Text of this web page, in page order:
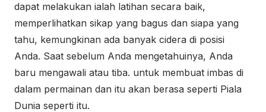
dapat melakukan ialah latihan secara baik,
memperlihatkan sikap yang bagus dan siapa yang
tahu, kemungkinan ada banyak cidera di posisi
Anda. Saat sebelum Anda mengetahuinya, Anda
baru mengawali atau tiba. untuk membuat imbas di
dalam permainan dan itu akan berasa seperti Piala
Dunia seperti itu.